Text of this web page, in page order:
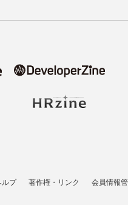
ルプ 著作権・リンク 会員情報